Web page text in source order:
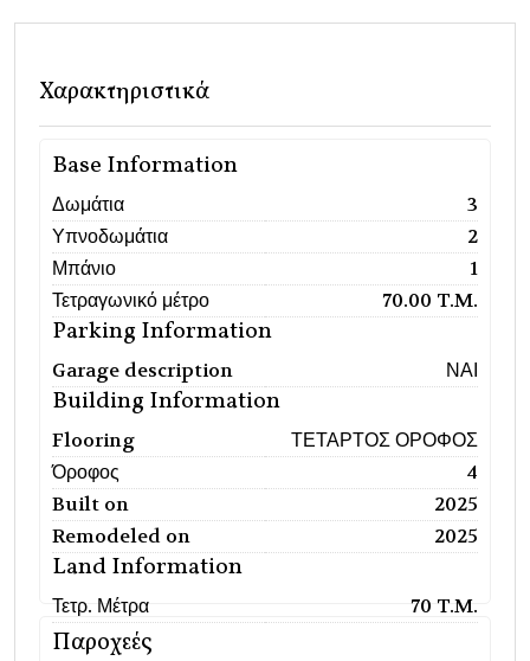
Χαρακτηριστικά
Base Information
Δωμάτια
3
Υπνοδωμάτια
2
Μπάνιο
1
Τετραγωνικό μέτρο
70.00 T.M.
Parking Information
Garage description ΝΑΙ
Building Information
Flooring
ΤΕΤΑΡΤΟΣ ΟΡΟΦΟΣ
Όροφος
4
Built on
2025
Remodeled on
2025
Land Information
Τετρ. Μέτρα 70 T.M.
Παροχεές